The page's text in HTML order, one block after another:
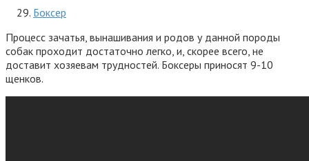
Боксер
Процесс зачатья, вынашивания и родов у данной породы
собак проходит достаточно легко, и, скорее всего, не
доставит хозяевам трудностей. Боксеры приносят 9-10
щенков.